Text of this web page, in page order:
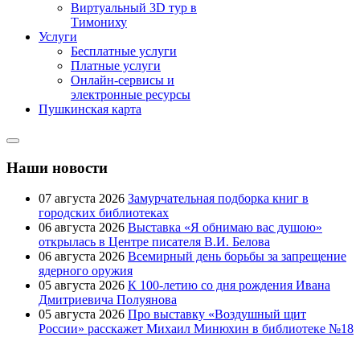
Виртуальный 3D тур в
Тимониху
Услуги
Бесплатные услуги
Платные услуги
Онлайн-сервисы и
электронные ресурсы
Пушкинская карта
Наши новости
07 августа 2026 Замурчательная подборка книг в
городских библиотеках
06 августа 2026 Выставка «Я обнимаю вас душою»
открылась в Центре писателя В.И. Белова
06 августа 2026 Всемирный день борьбы за запрещение
ядерного оружия
05 августа 2026 К 100-летию со дня рождения Ивана
Дмитриевича Полуянова
05 августа 2026 Про выставку «Воздушный щит
России» расскажет Михаил Минюхин в библиотеке №18